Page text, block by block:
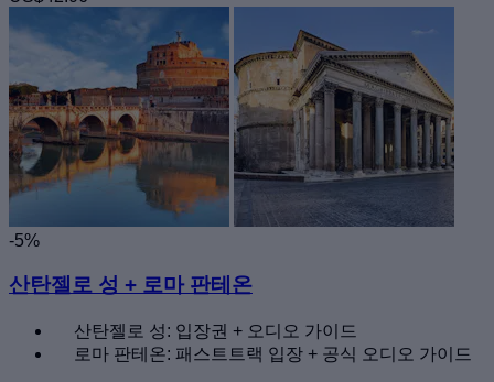
-5%
산탄젤로 성 + 로마 판테온
산탄젤로 성: 입장권 + 오디오 가이드
로마 판테온: 패스트트랙 입장 + 공식 오디오 가이드